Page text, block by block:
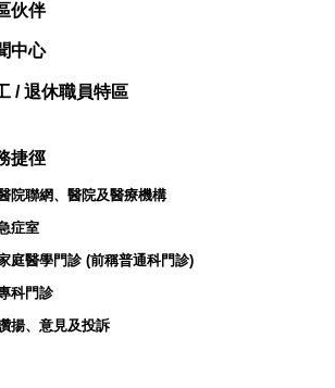
伙伴
中心
/ 退休職員特區
捷徑
院聯網、醫院及醫療機構
症室
庭醫學門診 (前稱普通科門診)
科門診
揚、意見及投訴